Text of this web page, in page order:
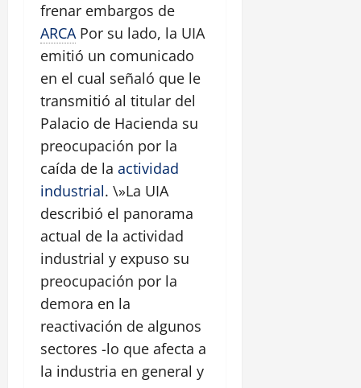
frenar embargos de
ARCAPor su lado, la UIA
emitió un comunicado
en el cual señaló que le
transmitió al titular del
Palacio de Hacienda su
preocupación por la
caída de la actividad
industrial. \»La UIA
describió el panorama
actual de la actividad
industrial y expuso su
preocupación por la
demora en la
reactivación de algunos
sectores -lo que afecta a
la industria en general y